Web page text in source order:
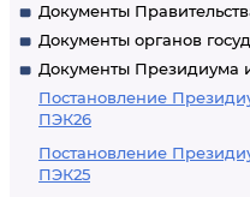
Документы
Документы органов
Документы
Постановление
ПЭК26
Постановление
ПЭК25